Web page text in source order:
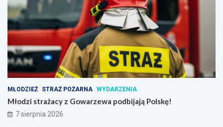
MŁODZIEŻ STRAŻ POŻARNA WYDARZENIA
Młodzi strażacy z Gowarzewa podbijają Polskę!
7 sierpnia 2026